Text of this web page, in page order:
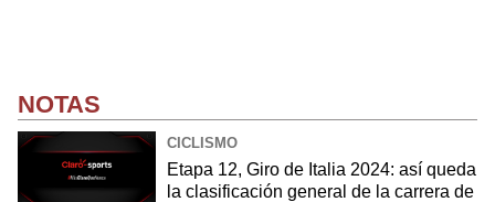
NOTAS
CICLISMO
Etapa 12, Giro de Italia 2024: así queda
la clasificación general de la carrera de